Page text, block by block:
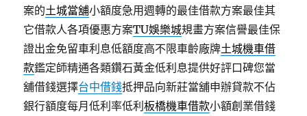
案的土城當舖小額度急用週轉的最佳借款方案最佳其
它借款人各項優惠方案TU娛樂城規畫方案信譽最佳保
證出金免留車利息低額度高不限車齡廠牌土城機車借
款鑑定師精通各類鑽石黃金低利息提供好評口碑您當
舖借錢選擇台中借錢抵押品向新莊當舖申辦貸款不佔
銀行額度每月低利率低利板橋機車借款小額創業借錢